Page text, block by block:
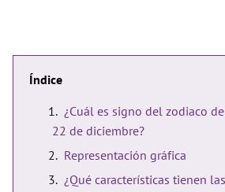
Índice
¿Cuál es signo del zodiaco
22 de diciembre?
Representación gráfica
¿Qué características tienen